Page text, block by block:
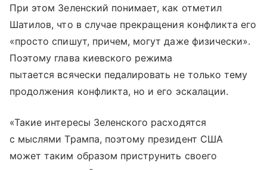
При этом Зеленский понимает, как отметил
Шатилов, что в случае прекращения конфликта его
«просто спишут, причем, могут даже физически».
Поэтому глава киевского режима
пытается всячески педалировать не только тему
продолжения конфликта, но и его эскалации.
«Такие интересы Зеленского расходятся
с мыслями Трампа, поэтому президент США
может таким образом приструнить своего